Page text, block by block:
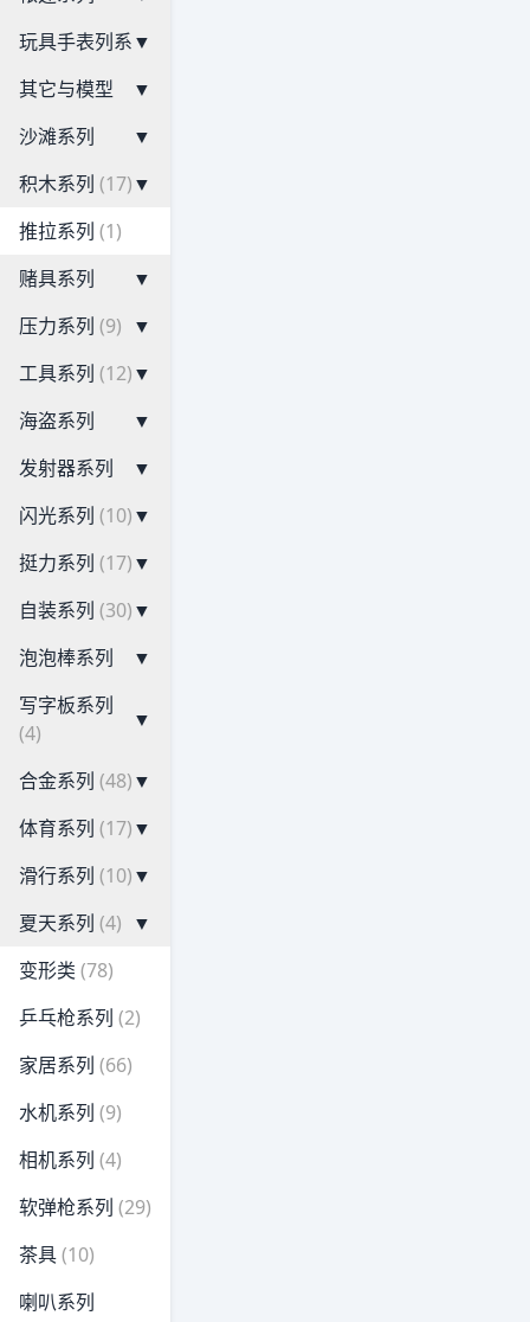
玩具手表列系▼
其它与模型
▼
沙滩系列
▼
积木系列 (17)▼
推拉系列 (1)
赌具系列
▼
压力系列 (9) ▼
工具系列 (12)▼
海盗系列
▼
发射器系列
▼
闪光系列 (10)▼
挺力系列 (17)▼
自装系列 (30)▼
泡泡棒系列
▼
写字板系列
(4)
▼
合金系列 (48)▼
体育系列 (17)▼
滑行系列 (10)▼
夏天系列 (4) ▼
变形类 (78)
乒乓枪系列 (2)
家居系列 (66)
水机系列 (9)
相机系列 (4)
软弹枪系列 (29)
茶具(10)
喇叭系列